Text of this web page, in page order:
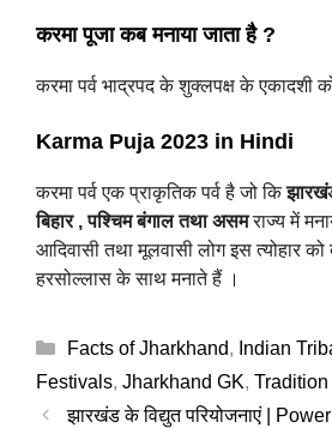
करमा पूजा कब मनाया जाता है ?
करमा पर्व भाद्रपद के शुक्लपक्ष के एकादशी
Karma Puja 2023 in Hindi
करमा पर्व एक प्राकृतिक पर्व है जो कि
बिहार , पश्चिम बंगाल तथा असमराज्य में
आदिवासी तथा मूलवासी लोग इस त्योहार
हरसोल्लास के साथ मनाते हैं ।
Categories
Facts of Jharkhand, Indian
Festivals, Jharkhand GK,
झारखंड के विद्युत परियोजनाएं |